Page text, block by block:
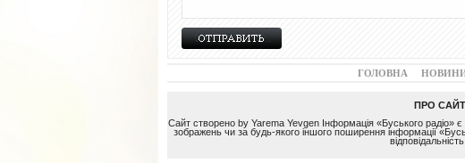
ГОЛОВНА
ПРО САЙТ
Сайт створено by Yarema Yevgen Інформація «Буського радіо»
зображень чи за будь-якого іншого поширення інформації